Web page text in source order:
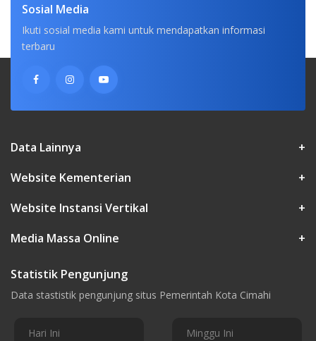
Sosial Media
Ikuti sosial media kami untuk mendapatkan informasi
terbaru
Data Lainnya
+
Website Kementerian
+
Website Instansi Vertikal
+
Media Massa Online
+
Statistik Pengunjung
Data stastistik pengunjung situs Pemerintah Kota Cimahi
Hari Ini Minggu Ini